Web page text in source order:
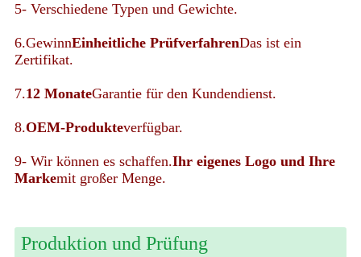
5- Verschiedene Typen und Gewichte.
6.GewinnEinheitliche PrüfverfahrenDas ist ein
Zertifikat.
7.12 MonateGarantie für den Kundendienst.
8.OEM-Produkteverfügbar.
9- Wir können es schaffen.Ihr eigenes Logo und Ihre
Markemit großer Menge.
Produktion und Prüfung